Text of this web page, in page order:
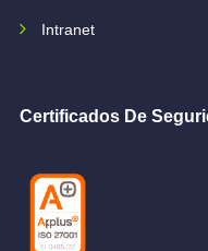
Intranet
Certificados De